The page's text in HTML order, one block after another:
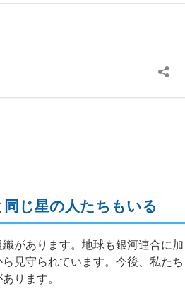
じ星の人たちもいる
があります。地球も銀河連合に加
見守られています。今後、私たち
ります。